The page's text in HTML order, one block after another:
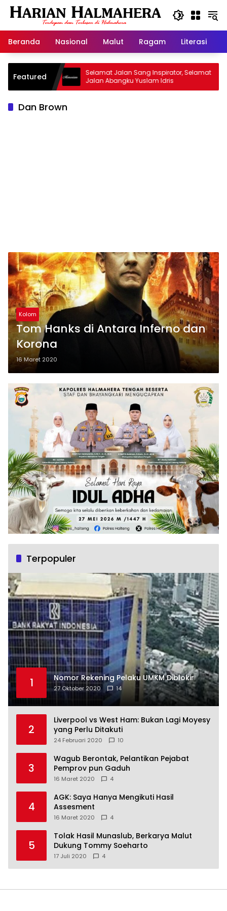
Langsung
Beranda
Nasional Malut Ragam Literasi
Featured
Warisan
Selamat Jalan Sang Inspirator, Selamat
Jalan Abangku Yuslam Idris
Dan Brown
Kolom
Tom Hanks di Antara Inferno dan
Korona
16 Maret 2020
Terpopuler
1 Nomor Rekening Pelaku UMKM Diblokir
27 Oktober 2020 14
2
Liverpool vs West Ham: Bukan Lagi Moyesy
yang Perlu Ditakuti
24 Februari 2020 10
3
Wagub Berontak, Pelantikan Pejabat
Pemprov pun Gaduh
16 Maret 2020 4
4
AGK: Saya Hanya Mengikuti Hasil
Assesment
16 Maret 2020 4
5
Tolak Hasil Munaslub, Berkarya Malut
Dukung Tommy Soeharto
17 Juli 2020 4